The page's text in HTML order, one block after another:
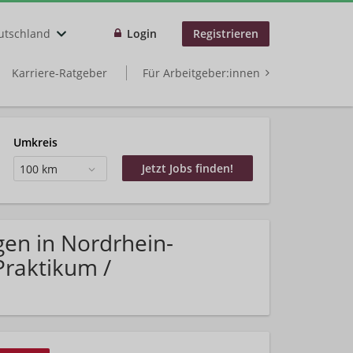
Login Registrieren
Karriere-Ratgeber Für Arbeitgeber:innen
Umkreis
100 km
in Nordrhein-
/